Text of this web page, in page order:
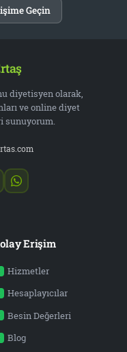
Geçin
diyetisyen olarak,
ve online diyet
sunuyorum.
Erişim
Hizmetler
Hesaplayıcılar
Besin Değerleri
Blog